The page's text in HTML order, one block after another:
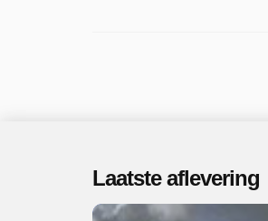
Laatste aflevering